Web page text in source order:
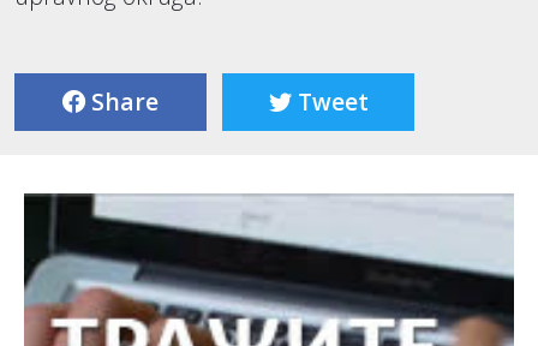
Share Tweet